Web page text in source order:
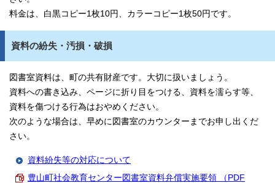
料金は、白黒コピー1枚10円、カラーコピー1枚50円です。
資料の紛失・汚損・破損
図書室資料は、町の共有財産です。大切に扱いましょう。
資料への書き込み、ページに折り目をつける、資料を濡らす等、
資料を傷つける行為はおやめください。
次のような場合は、早めに図書室のカウンターまでお申し出くだ
さい。
資料紛失等の対応について
豊山町社会教育センター図書室資料弁償実施要領 （PDF